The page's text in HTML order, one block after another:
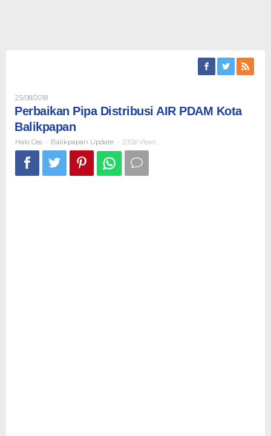
25/08/2018Oleh
Halo
Ces
Perbaikan Pipa Distribusi AIR PDAM Kota
Balikpapan
Halo Ces - Balikpapan Update - 2,926 Views